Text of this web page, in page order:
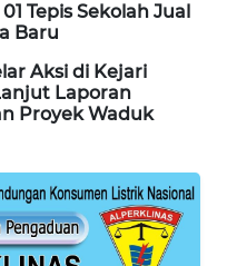
Tepis Sekolah Jual
Baru
Aksi di Kejari
Laporan
Proyek Waduk